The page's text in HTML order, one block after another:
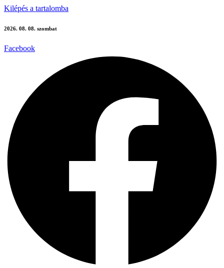
Kilépés a tartalomba
2026. 08. 08. szombat
Facebook